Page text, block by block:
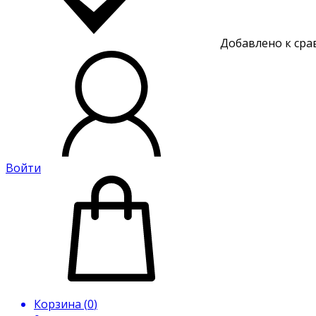
Добавлено к
Войти
Корзина (0)